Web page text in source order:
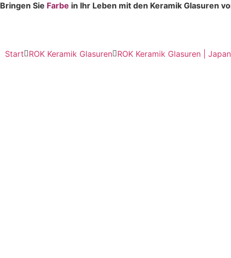
Bringen Sie Farbe in Ihr Leben mit den Keramik Glasuren
Start ROK Keramik Glasuren ROK Keramik Glasuren |